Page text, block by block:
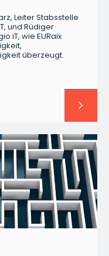
Leiter Stabsstelle
und Rüdiger
iT, wie EURaix
überzeugt.